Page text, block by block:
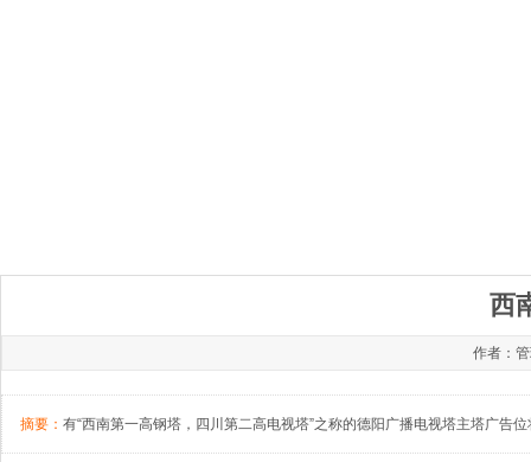
西
作者：
摘要： 有“西南第一高钢塔，四川第二高电视塔”之称的德阳广播电视塔主塔广告